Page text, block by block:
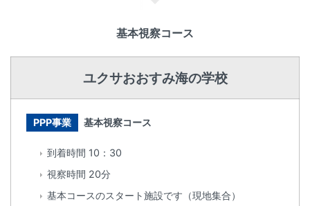
基本視察コース
ユクサおおすみ海の学校
PPP事業 基本視察コース
到着時間 10：30
視察時間 20分
基本コースのスタート施設です（現地集合）